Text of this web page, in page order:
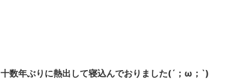
十数年ぶりに熱出して寝込んでおりました(´；ω；`)